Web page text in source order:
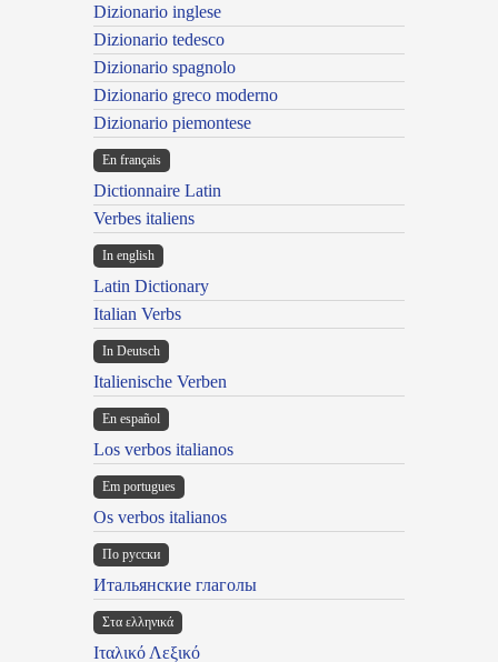
Dizionario inglese
Dizionario tedesco
Dizionario spagnolo
Dizionario greco moderno
Dizionario piemontese
En français
Dictionnaire Latin
Verbes italiens
In english
Latin Dictionary
Italian Verbs
In Deutsch
Italienische Verben
En español
Los verbos italianos
Em portugues
Os verbos italianos
По русски
Итальянские глаголы
Στα ελληνικά
Ιταλικό Λεξικό